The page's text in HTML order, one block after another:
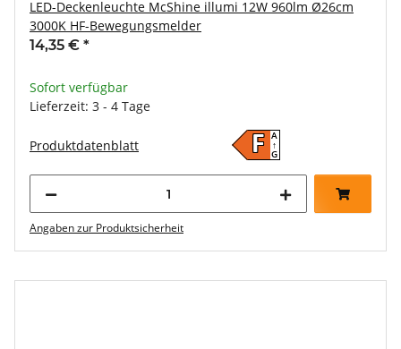
LED-Deckenleuchte McShine illumi 12W 960lm Ø26cm
3000K HF-Bewegungsmelder
14,35 € *
Sofort verfügbar
Lieferzeit: 3 - 4 Tage
Produktdatenblatt F A
↑
G
Angaben zur Produktsicherheit